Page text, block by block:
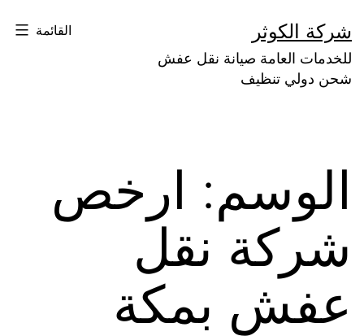
إلى
المحتوى
شركة الكوثر
للخدمات العامة صيانة نقل عفش
شحن دولي تنظيف
القائمة
الوسم: ارخص
شركة نقل
عفش بمكة